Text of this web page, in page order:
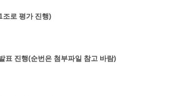
조로 평가 진행)
표 진행(순번은 첨부파일 참고 바람)